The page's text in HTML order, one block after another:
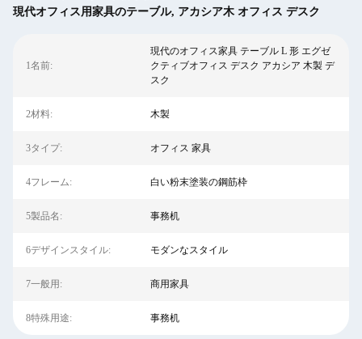
現代オフィス用家具のテーブル, アカシア木 オフィス デスク
1名前:
現代のオフィス家具 テーブル L 形 エグゼ
クティブオフィス デスク アカシア 木製 デ
スク
2材料: 木製
3タイプ: オフィス 家具
4フレーム: 白い粉末塗装の鋼筋枠
5製品名: 事務机
6デザインスタイル: モダンなスタイル
7一般用: 商用家具
8特殊用途: 事務机